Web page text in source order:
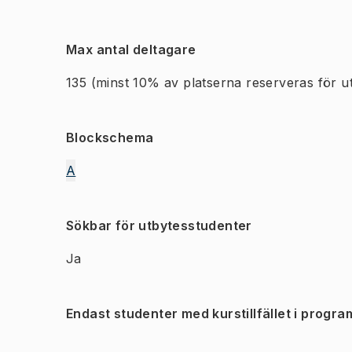
Max antal deltagare
135 (minst 10% av platserna reserveras för
Blockschema
A
Sökbar för utbytesstudenter
Ja
Endast studenter med kurstillfället i